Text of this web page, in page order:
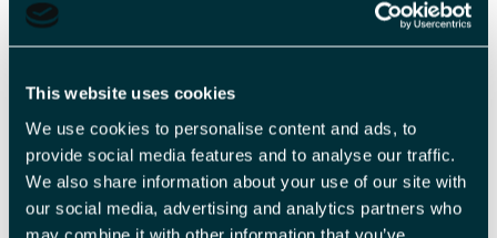
This website uses cookies
We use cookies to personalise content and ads, to
provide social media features and to analyse our traffic.
We also share information about your use of our site with
our social media, advertising and analytics partners who
may combine it with other information that you’ve
Aldersgrense
16 år